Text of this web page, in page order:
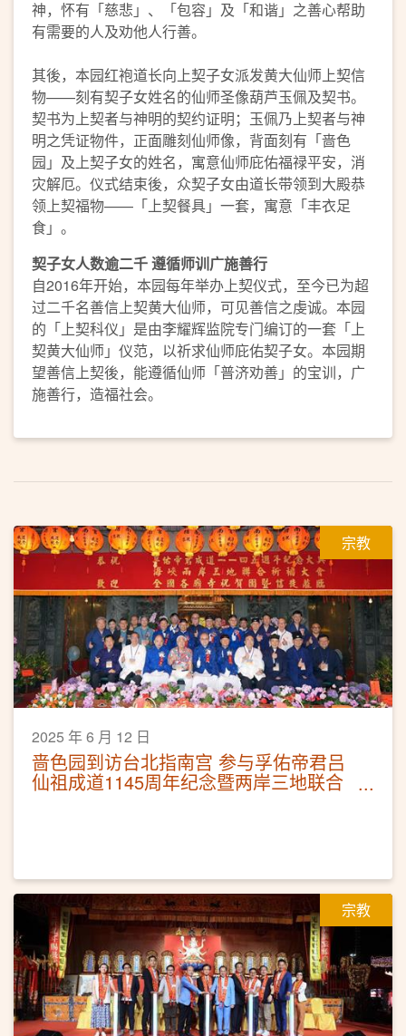
神，怀有「慈悲」、「包容」及「和谐」之善心帮助
有需要的人及劝他人行善。
其後，本园红袍道长向上契子女派发黄大仙师上契信
物——刻有契子女姓名的仙师圣像葫芦玉佩及契书。
契书为上契者与神明的契约证明；玉佩乃上契者与神
明之凭证物件，正面雕刻仙师像，背面刻有「啬色
园」及上契子女的姓名，寓意仙师庇佑福禄平安，消
灾解厄。仪式结束後，众契子女由道长带领到大殿恭
领上契福物——「上契餐具」一套，寓意「丰衣足
食」。
契子女人数逾二千遵循师训广施善行
自2016年开始，本园每年举办上契仪式，至今已为超
过二千名善信上契黄大仙师，可见善信之虔诚。本园
的「上契科仪」是由李耀辉监院专门编订的一套「上
契黄大仙师」仪范，以祈求仙师庇佑契子女。本园期
望善信上契後，能遵循仙师「普济劝善」的宝训，广
施善行，造福社会。
宗教
2025 年 6 月 12 日
啬色园到访台北指南宫 参与孚佑帝君吕
仙祖成道1145周年纪念暨两岸三地联合
宗教